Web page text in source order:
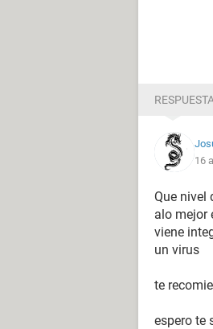
16
Que nivel
alo mejor
viene
un virus
te
espero te